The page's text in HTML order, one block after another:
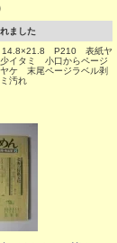
ました
P210 表紙ヤ
イタミ 小口からページ
ケ 末尾ページラベル剥
汚れ